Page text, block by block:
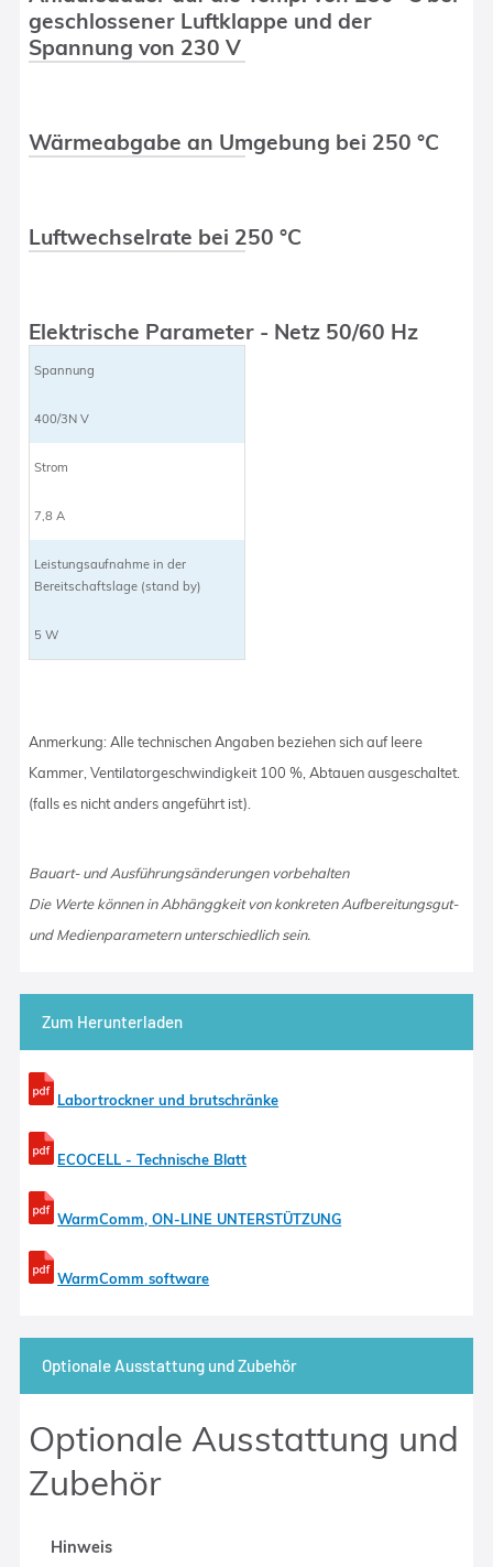
geschlossener Luftklappe und der
Spannung von 230 V
Wärmeabgabe an Umgebung bei 250 °C
Luftwechselrate bei 250 °C
Elektrische Parameter - Netz 50/60 Hz
Spannung
400/3N V
Strom
7,8 A
Leistungsaufnahme in der
Bereitschaftslage (stand by)
5 W
Anmerkung: Alle technischen Angaben beziehen sich auf leere
Kammer, Ventilatorgeschwindigkeit 100 %, Abtauen ausgeschaltet.
(falls es nicht anders angeführt ist).
Bauart- und Ausführungsänderungen vorbehalten
Die Werte können in Abhänggkeit von konkreten Aufbereitungsgut-
und Medienparametern unterschiedlich sein.
Zum Herunterladen
Labortrockner und brutschränke
ECOCELL - Technische Blatt
WarmComm, ON-LINE UNTERSTÜTZUNG
WarmComm software
Optionale Ausstattung und Zubehör
Optionale Ausstattung und
Zubehör
Hinweis